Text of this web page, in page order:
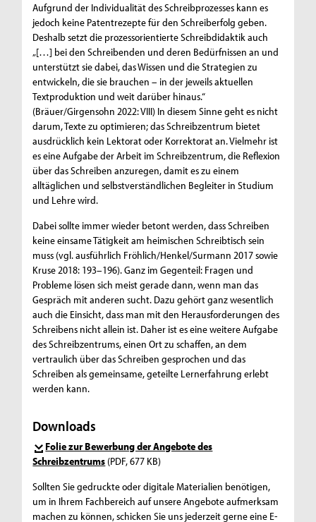
Aufgrund der Individualität des Schreibprozesses kann es
jedoch keine Patentrezepte für den Schreiberfolg geben.
Deshalb setzt die prozessorientierte Schreibdidaktik auch
„[…] bei den Schreibenden und deren Bedürfnissen an und
unterstützt sie dabei, das Wissen und die Strategien zu
entwickeln, die sie brauchen – in der jeweils aktuellen
Textproduktion und weit darüber hinaus.“
(Bräuer/Girgensohn 2022: VIII) In diesem Sinne geht es nicht
darum, Texte zu optimieren; das Schreibzentrum bietet
ausdrücklich kein Lektorat oder Korrektorat an. Vielmehr ist
es eine Aufgabe der Arbeit im Schreibzentrum, die Reflexion
über das Schreiben anzuregen, damit es zu einem
alltäglichen und selbstverständlichen Begleiter in Studium
und Lehre wird.
Dabei sollte immer wieder betont werden, dass Schreiben
keine einsame Tätigkeit am heimischen Schreibtisch sein
muss (vgl. ausführlich Fröhlich/Henkel/Surmann 2017 sowie
Kruse 2018: 193–196). Ganz im Gegenteil: Fragen und
Probleme lösen sich meist gerade dann, wenn man das
Gespräch mit anderen sucht. Dazu gehört ganz wesentlich
auch die Einsicht, dass man mit den Herausforderungen des
Schreibens nicht allein ist. Daher ist es eine weitere Aufgabe
des Schreibzentrums, einen Ort zu schaffen, an dem
vertraulich über das Schreiben gesprochen und das
Schreiben als gemeinsame, geteilte Lernerfahrung erlebt
werden kann.
Downloads
Folie zur Bewerbung der Angebote des
Schreibzentrums (PDF, 677 KB)
Sollten Sie gedruckte oder digitale Materialien benötigen,
um in Ihrem Fachbereich auf unsere Angebote aufmerksam
machen zu können, schicken Sie uns jederzeit gerne eine E-